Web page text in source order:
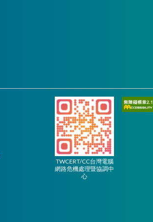
TWCERT/CC台灣電腦
網路危機處理暨協調中
心